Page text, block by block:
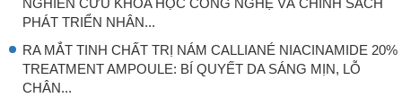
NGHIÊN CỨU KHOA HỌC CÔNG NGHỆ VÀ CHÍNH SÁCH
PHÁT TRIỂN NHÂN...
RA MẮT TINH CHẤT TRỊ NÁM CALLIANÉ NIACINAMIDE 20%
TREATMENT AMPOULE: BÍ QUYẾT DA SÁNG MỊN, LỖ
CHÂN...